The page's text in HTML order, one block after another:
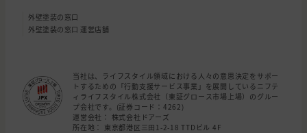
外壁塗装の窓口
外壁塗装の窓口 運営店舗
当社は、ライフスタイル領域における人々の意思決定をサポー
トするための「行動支援サービス事業」を展開しているニフテ
ィライフスタイル株式会社（東証グロース市場上場）のグルー
プ会社です。(証券コード：4262)
運営会社： 株式会社ドアーズ
所在地： 東京都港区三田1-2-18 TTDビル 4F